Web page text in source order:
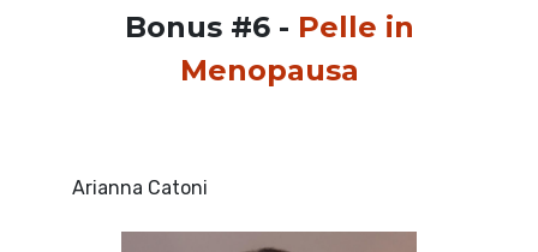
Bonus #6 - Pelle in
Menopausa
Arianna Catoni